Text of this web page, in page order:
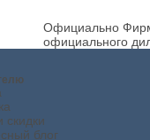
Официально
официального
скидки
блог